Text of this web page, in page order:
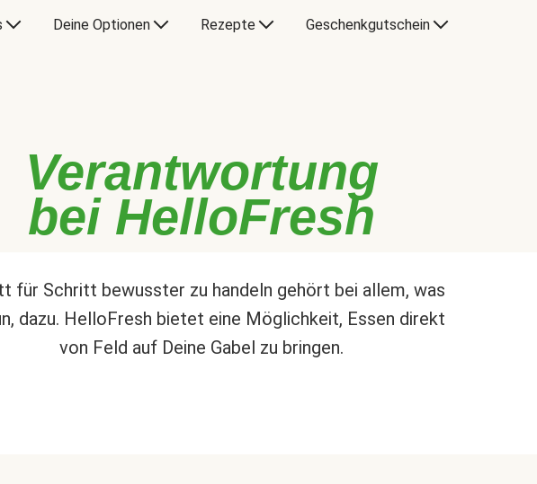
Deine Optionen Rezepte Geschenkgutschein
Verantwortung
bei HelloFresh
für Schritt bewusster zu handeln gehört bei allem, was
dazu. HelloFresh bietet eine Möglichkeit, Essen direkt
von Feld auf Deine Gabel zu bringen.